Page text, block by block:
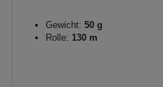
Gewicht: 50 g
Rolle: 130 m